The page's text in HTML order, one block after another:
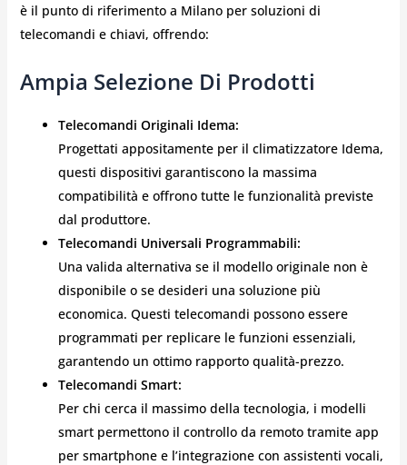
è il punto di riferimento a Milano per soluzioni di
telecomandi e chiavi, offrendo:
Ampia Selezione Di Prodotti
Telecomandi Originali Idema:
Progettati appositamente per il climatizzatore Idema,
questi dispositivi garantiscono la massima
compatibilità e offrono tutte le funzionalità previste
dal produttore.
Telecomandi Universali Programmabili:
Una valida alternativa se il modello originale non è
disponibile o se desideri una soluzione più
economica. Questi telecomandi possono essere
programmati per replicare le funzioni essenziali,
garantendo un ottimo rapporto qualità-prezzo.
Telecomandi Smart:
Per chi cerca il massimo della tecnologia, i modelli
smart permettono il controllo da remoto tramite app
per smartphone e l’integrazione con assistenti vocali,